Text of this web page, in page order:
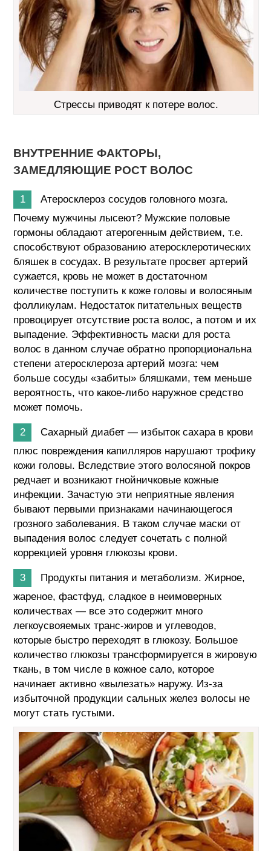
Стрессы приводят к потере волос.
ВНУТРЕННИЕ ФАКТОРЫ,
ЗАМЕДЛЯЮЩИЕ РОСТ ВОЛОС
Атеросклероз сосудов головного мозга.
Почему мужчины лысеют? Мужские половые
гормоны обладают атерогенным действием, т.е.
способствуют образованию атеросклеротических
бляшек в сосудах. В результате просвет артерий
сужается, кровь не может в достаточном
количестве поступить к коже головы и волосяным
фолликулам. Недостаток питательных веществ
провоцирует отсутствие роста волос, а потом и их
выпадение. Эффективность маски для роста
волос в данном случае обратно пропорциональна
степени атеросклероза артерий мозга: чем
больше сосуды «забиты» бляшками, тем меньше
вероятность, что какое-либо наружное средство
может помочь.
Сахарный диабет — избыток сахара в крови
плюс повреждения капилляров нарушают трофику
кожи головы. Вследствие этого волосяной покров
редчает и возникают гнойничковые кожные
инфекции. Зачастую эти неприятные явления
бывают первыми признаками начинающегося
грозного заболевания. В таком случае маски от
выпадения волос следует сочетать с полной
коррекцией уровня глюкозы крови.
Продукты питания и метаболизм. Жирное,
жареное, фастфуд, сладкое в неимоверных
количествах — все это содержит много
легкоусвояемых транс-жиров и углеводов,
которые быстро переходят в глюкозу. Большое
количество глюкозы трансформируется в жировую
ткань, в том числе в кожное сало, которое
начинает активно «вылезать» наружу. Из-за
избыточной продукции сальных желез волосы не
могут стать густыми.